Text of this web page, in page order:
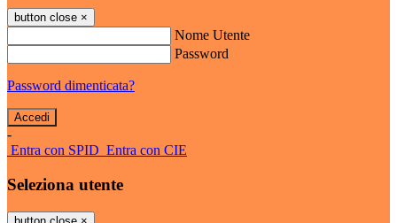
button close ×
Nome Utente
Password
Password dimenticata?
-
Entra con SPID Entra con CIE
Seleziona utente